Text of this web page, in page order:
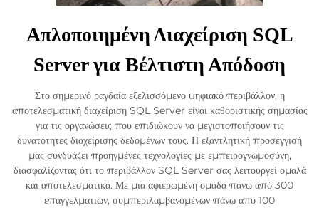
Απλοποιημένη Διαχείριση SQL
Server για Βέλτιστη Απόδοση
Στο σημερινό ραγδαία εξελισσόμενο ψηφιακό περιβάλλον, η
αποτελεσματική διαχείριση SQL Server είναι καθοριστικής σημασίας
για τις οργανώσεις που επιδιώκουν να μεγιστοποιήσουν τις
δυνατότητες διαχείρισης δεδομένων τους. Η εξαντλητική προσέγγισή
μας συνδυάζει προηγμένες τεχνολογίες με εμπειρογνωμοσύνη,
διασφαλίζοντας ότι το περιβάλλον SQL Server σας λειτουργεί ομαλά
και αποτελεσματικά. Με μια αφιερωμένη ομάδα πάνω από 300
επαγγελματιών, συμπεριλαμβανομένων πάνω από 100